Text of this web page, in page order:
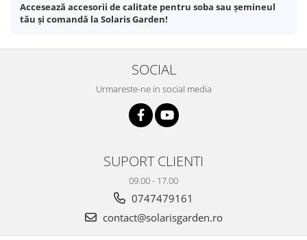
Accesează accesorii de calitate pentru soba sau șemineul
tău și comandă la Solaris Garden!
SOCIAL
Urmareste-ne in social media
SUPORT CLIENTI
09.00 - 17.00
0747479161
contact@solarisgarden.ro